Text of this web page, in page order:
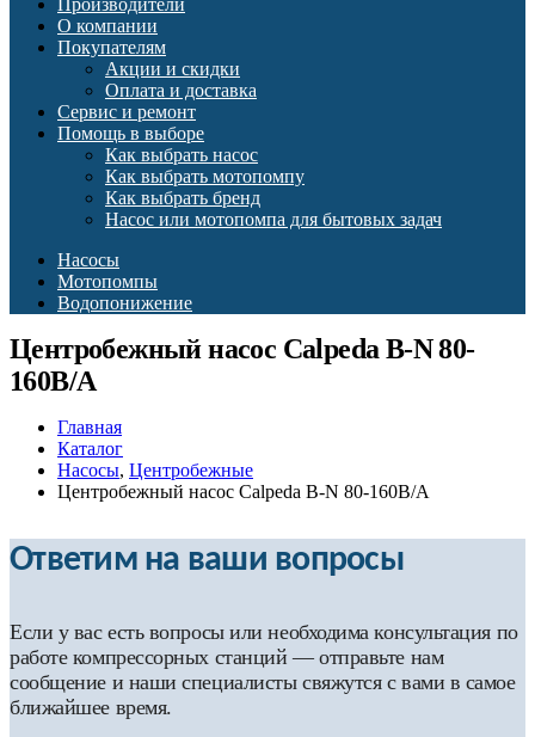
О компании
Покупателям
Акции и скидки
Оплата и доставка
Сервис и ремонт
Помощь в выборе
Как выбрать насос
Как выбрать мотопомпу
Как выбрать бренд
Насос или мотопомпа для бытовых задач
Насосы
Мотопомпы
Водопонижение
Центробежный насос Calpeda B-N 80-
160B/A
Главная
Каталог
Насосы, Центробежные
Центробежный насос Calpeda B-N 80-160B/A
Ответим на ваши вопросы
Если у вас есть вопросы или необходима консультация по
работе компрессорных станций — отправьте нам
сообщение и наши специалисты свяжутся с вами в самое
ближайшее время.